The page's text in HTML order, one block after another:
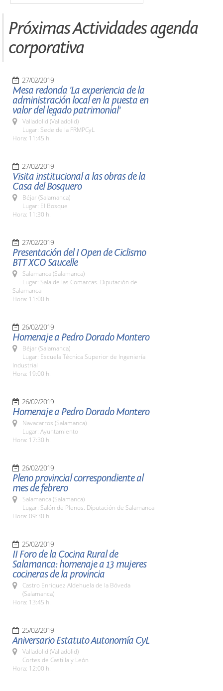
Próximas Actividades agenda
corporativa
27/02/2019
Mesa redonda 'La experiencia de la
administración local en la puesta en
valor del legado patrimonial'
Valladolid (Valladolid)
Lugar: Sede de la FRMPCyL
Hora: 11:45 h.
27/02/2019
Visita institucional a las obras de la
Casa del Bosquero
Béjar (Salamanca)
Lugar: El Bosque
Hora: 11:30 h.
27/02/2019
Presentación del I Open de Ciclismo
BTT XCO Saucelle
Salamanca (Salamanca)
Lugar: Sala de las Comarcas. Diputación de
Salamanca
Hora: 11:00 h.
26/02/2019
Homenaje a Pedro Dorado Montero
Béjar (Salamanca)
Lugar: Escuela Técnica Superior de Ingeniería
Industrial
Hora: 19:00 h.
26/02/2019
Homenaje a Pedro Dorado Montero
Navacarros (Salamanca)
Lugar: Ayuntamiento
Hora: 17:30 h.
26/02/2019
Pleno provincial correspondiente al
mes de febrero
Salamanca (Salamanca)
Lugar: Salón de Plenos. Diputación de Salamanca
Hora: 09:30 h.
25/02/2019
II Foro de la Cocina Rural de
Salamanca: homenaje a 13 mujeres
cocineras de la provincia
Castro Enriquez Aldehuela de la Bóveda
(Salamanca)
Hora: 13:45 h.
25/02/2019
Aniversario Estatuto Autonomía CyL
Valladolid (Valladolid)
Cortes de Castilla y León
Hora: 12:00 h.